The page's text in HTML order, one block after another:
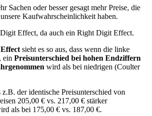
Sachen oder besser gesagt mehr Preise, die
Kaufwahrscheinlichkeit haben.
Effect, da auch ein Right Digit Effect.
sieht es so aus, dass wenn die linke
ein Preisunterschied bei hohen Endziffern
wird als bei niedrigen (Coulter
z.B. der identische Preisunterschied von
205,00 € vs. 217,00 € stärker
als bei 175,00 € vs. 187,00 €.